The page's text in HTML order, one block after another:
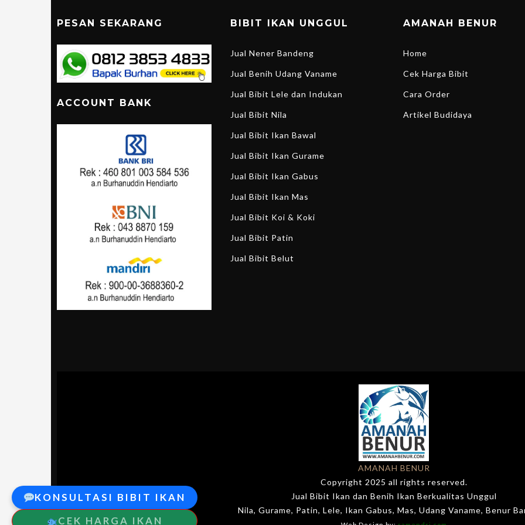
PESAN SEKARANG
ACCOUNT BANK
BIBIT IKAN UNGGUL
Jual Nener Bandeng
Jual Benih Udang Vaname
Jual Bibit Lele dan Indukan
Jual Bibit Nila
Jual Bibit Ikan Bawal
Jual Bibit Ikan Gurame
Jual Bibit Ikan Gabus
Jual Bibit Ikan Mas
Jual Bibit Koi & Koki
Jual Bibit Patin
Jual Bibit Belut
AMANAH BENUR
Home
Cek Harga Bibit
Cara Order
Artikel Budidaya
AMANAH BENUR
Copyright 2025 all rights reserved.
Jual Bibit Ikan dan Benih Ikan Berkualitas Unggul
Nila, Gurame, Patin, Lele, Ikan Gabus, Mas, Udang Vaname, Benur
KONSULTASI BIBIT IKAN
CEK HARGA IKAN